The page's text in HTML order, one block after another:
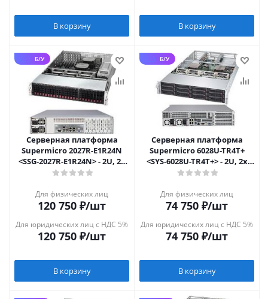
В корзину В корзину
Б/У
Серверная платформа
Supermicro 2027R-E1R24N
<SSG-2027R-E1R24N> - 2U, 2x
LGA2011, 24x 2.5"
Для физических лиц
120 750 ₽/шт
Для юридических лиц с НДС 5%
120 750 ₽/шт
В корзину
Б/У
Серверная платформа
Supermicro 6028U-TR4T+
<SYS-6028U-TR4T+> - 2U, 2x
LGA2011-3, 12x 3.5", 4x10GbE
Для физических лиц
74 750 ₽/шт
Для юридических лиц с НДС 5%
74 750 ₽/шт
В корзину